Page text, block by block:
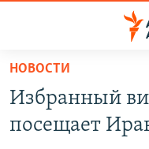
Вернуться
основному
содержанию
ЦЕНТРАЛЬНАЯ АЗИЯ
КАЗАХСТАН
НОВОСТИ
ВОЙНА В УКРАИНЕ
НОВОСТИ
Избранный
посещает